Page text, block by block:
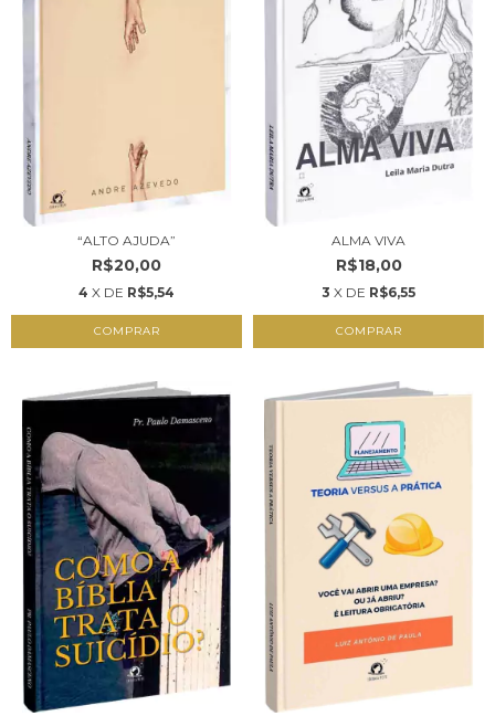
“ALTO AJUDA”
R$20,00
4 X DE R$5,54
COMPRAR
ALMA VIVA
R$18,00
3 X DE R$6,55
COMPRAR